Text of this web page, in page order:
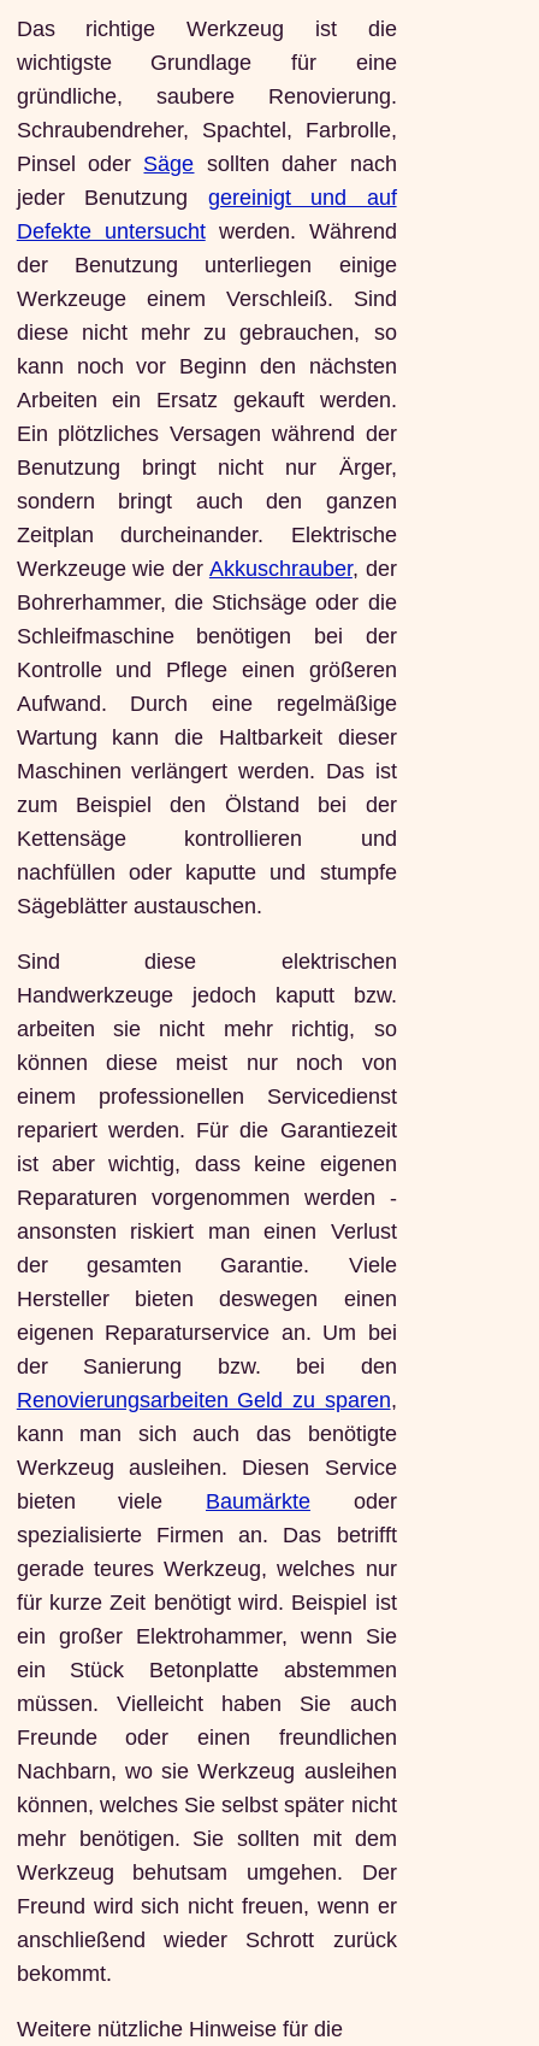
Das richtige Werkzeug ist die
wichtigste Grundlage für eine
gründliche, saubere Renovierung.
Schraubendreher, Spachtel, Farbrolle,
Pinsel oder Säge sollten daher nach
jeder Benutzung gereinigt und auf
Defekte untersuchtwerden. Während
der Benutzung unterliegen einige
Werkzeuge einem Verschleiß. Sind
diese nicht mehr zu gebrauchen, so
kann noch vor Beginn den nächsten
Arbeiten ein Ersatz gekauft werden.
Ein plötzliches Versagen während der
Benutzung bringt nicht nur Ärger,
sondern bringt auch den ganzen
Zeitplan durcheinander. Elektrische
Werkzeuge wie der Akkuschrauber, der
Bohrerhammer, die Stichsäge oder die
Schleifmaschine benötigen bei der
Kontrolle und Pflege einen größeren
Aufwand. Durch eine regelmäßige
Wartung kann die Haltbarkeit dieser
Maschinen verlängert werden. Das ist
zum Beispiel den Ölstand bei der
Kettensäge kontrollieren und
nachfüllen oder kaputte und stumpfe
Sägeblätter austauschen.
Sind diese elektrischen
Handwerkzeuge jedoch kaputt bzw.
arbeiten sie nicht mehr richtig, so
können diese meist nur noch von
einem professionellen Servicedienst
repariert werden. Für die Garantiezeit
ist aber wichtig, dass keine eigenen
Reparaturen vorgenommen werden -
ansonsten riskiert man einen Verlust
der gesamten Garantie. Viele
Hersteller bieten deswegen einen
eigenen Reparaturservice an. Um bei
der Sanierung bzw. bei den
Renovierungsarbeiten Geld zu sparen,
kann man sich auch das benötigte
Werkzeug ausleihen. Diesen Service
bieten viele Baumärkteoder
spezialisierte Firmen an. Das betrifft
gerade teures Werkzeug, welches nur
für kurze Zeit benötigt wird. Beispiel ist
ein großer Elektrohammer, wenn Sie
ein Stück Betonplatte abstemmen
müssen. Vielleicht haben Sie auch
Freunde oder einen freundlichen
Nachbarn, wo sie Werkzeug ausleihen
können, welches Sie selbst später nicht
mehr benötigen. Sie sollten mit dem
Werkzeug behutsam umgehen. Der
Freund wird sich nicht freuen, wenn er
anschließend wieder Schrott zurück
bekommt.
Weitere nützliche Hinweise für die